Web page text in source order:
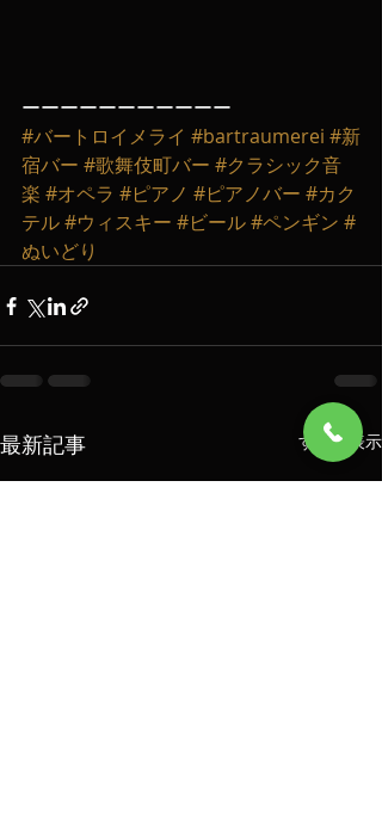
ーーーーーーーーーーー
#バートロイメライ #bartraumerei #新
宿バー #歌舞伎町バー #クラシック音
楽 #オペラ #ピアノ #ピアノバー #カク
テル#ウィスキー #ビール#ペンギン #
ぬいどり
最新記事 すべて表示